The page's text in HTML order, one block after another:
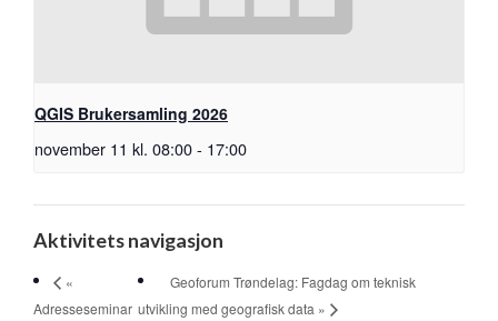
QGIS Brukersamling 2026
november 11 kl. 08:00- 17:00
Aktivitets navigasjon
«
Adresseseminar
Geoforum Trøndelag: Fagdag om teknisk
utvikling med geografisk data »